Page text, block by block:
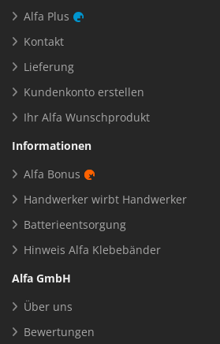
Alfa Plus
Kontakt
Lieferung
Kundenkonto erstellen
Ihr Alfa Wunschprodukt
Informationen
Alfa Bonus
Handwerker wirbt Handwerker
Batterieentsorgung
Hinweis Alfa Klebebänder
Alfa GmbH
Über uns
Bewertungen